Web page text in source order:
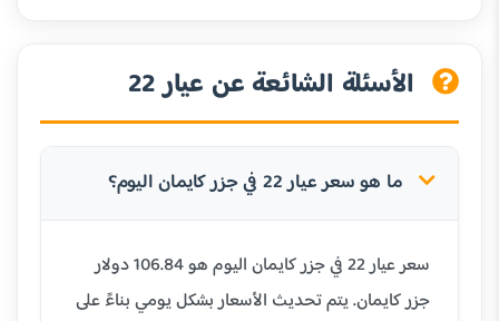
الأسئلة الشائعة عن عيار 22
ما هو سعر عيار 22 في جزر كايمان اليوم؟
سعر عيار 22 في جزر كايمان اليوم هو 106.84 دولار
جزر كايمان. يتم تحديث الأسعار بشكل يومي بناءً على